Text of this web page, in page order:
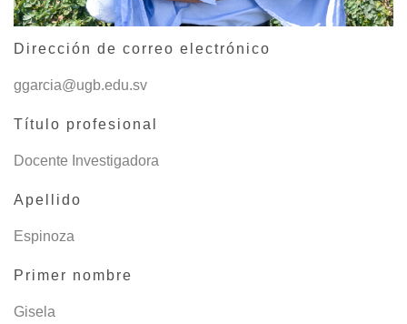
Dirección de correo electrónico
ggarcia@ugb.edu.sv
Título profesional
Docente Investigadora
Apellido
Espinoza
Primer nombre
Gisela